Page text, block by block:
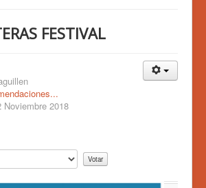
FESTIVAL
Noviembre 2018